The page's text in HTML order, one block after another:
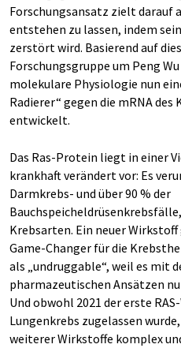
Forschungsansatz zielt darauf
entstehen zu lassen, indem
zerstört wird. Basierend auf
Forschungsgruppe um Peng
molekulare Physiologie nun
Radierer“ gegen die mRNA des
entwickelt.
Das Ras-Protein liegt in einer
krankhaft verändert vor: Es
Darmkrebs- und über 90 % der
Krebsarten. Ein neuer Wirkstoff
Game-Changer für die
als „undruggable“, weil es mit
pharmazeutischen Ansätzen
Und obwohl 2021 der erste
Lungenkrebs zugelassen
weiterer Wirkstoffe komplex